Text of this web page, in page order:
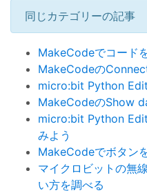
同じカテゴリーの記事
MakeCodeでコード
MakeCodeの
micro:bit Python
MakeCodeのShow
micro:bit Python
みよう
MakeCodeでボタン
マイクロビットの無
い方を調べる